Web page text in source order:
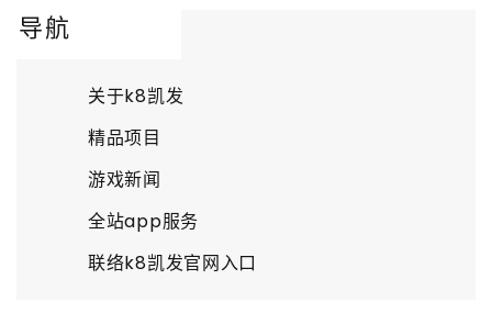
导航
关于k8凯发
精品项目
游戏新闻
全站app服务
联络k8凯发官网入口